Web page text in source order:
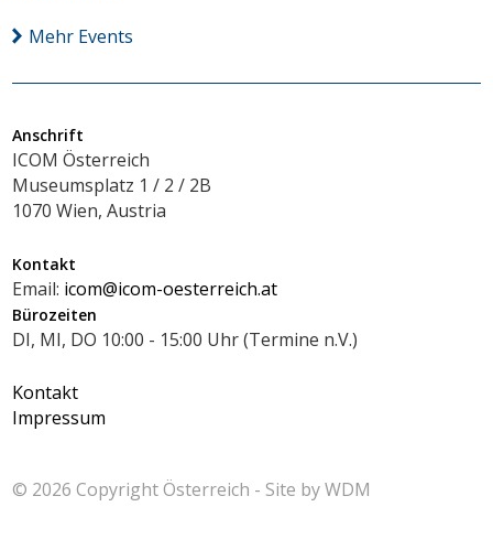
Mehr Events
Anschrift
ICOM Österreich
Museumsplatz 1 / 2 / 2B
1070 Wien, Austria
Kontakt
Email: icom@icom-oesterreich.at
Bürozeiten
DI, MI, DO 10:00 - 15:00 Uhr (Termine n.V.)
Kontakt
Impressum
© 2026 CopyrightÖsterreich - Site byWDM